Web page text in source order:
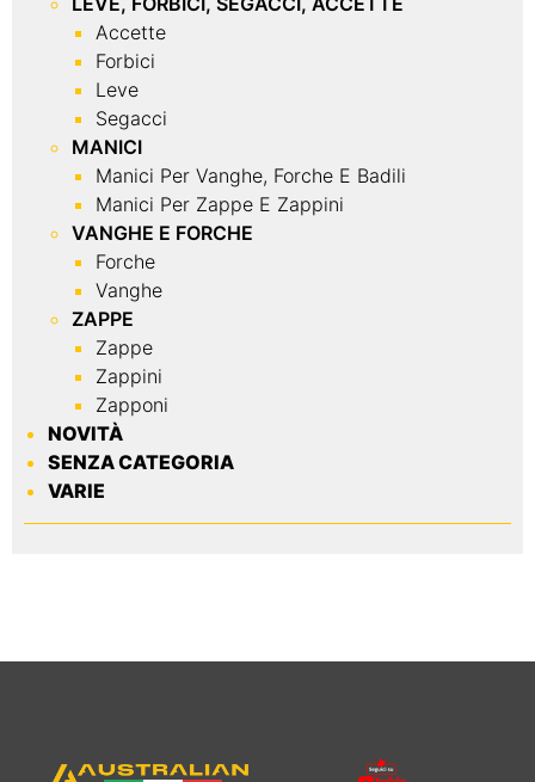
Accette
Forbici
Leve
Segacci
MANICI
Manici Per Vanghe, Forche E Badili
Manici Per Zappe E Zappini
VANGHE E FORCHE
Forche
Vanghe
ZAPPE
Zappe
Zappini
Zapponi
NOVITÀ
SENZA CATEGORIA
VARIE